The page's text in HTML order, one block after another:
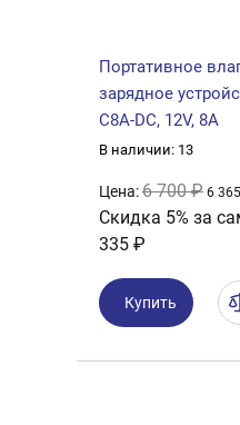
Портативное
зарядное
C8A-DC, 12V, 8A
В наличии: 13
Цена:6 700 ₽ 6
Скидка 5% за
335 ₽
Купить